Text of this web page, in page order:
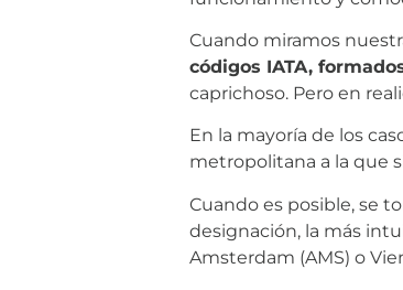
Cuando miramos
códigos IATA,
caprichoso. Pero en
En la mayoría de los
metropolitana a la que
Cuando es posible, se
designación, la más
Amsterdam (AMS) o